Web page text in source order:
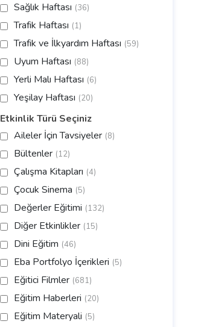
Sağlık Haftası (36)
Trafik Haftası (1)
Trafik ve İlkyardım Haftası (59)
Uyum Haftası (88)
Yerli Malı Haftası (6)
Yeşilay Haftası (20)
Etkinlik Türü Seçiniz
Aileler İçin Tavsiyeler (8)
Bültenler (12)
Çalışma Kitapları (4)
Çocuk Sinema (5)
Değerler Eğitimi (132)
Diğer Etkinlikler (15)
Dini Eğitim (46)
Eba Portfolyo İçerikleri (5)
Eğitici Filmler (681)
Eğitim Haberleri (20)
Eğitim Materyali (5)